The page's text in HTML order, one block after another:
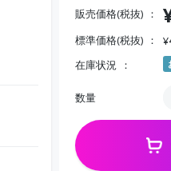
販売価格(税抜)
標準価格(税抜) ¥
在庫状況
数量